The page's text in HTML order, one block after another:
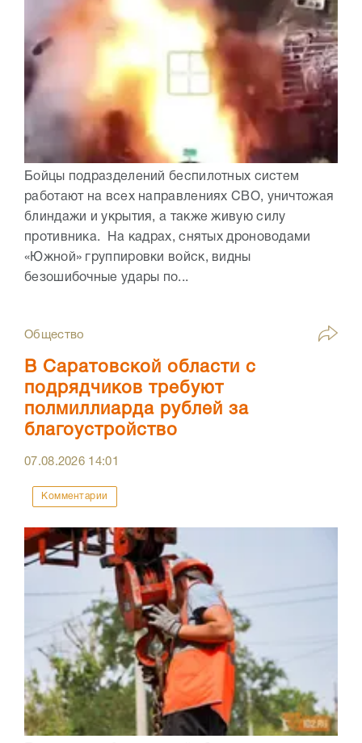
Бойцы подразделений беспилотных систем
работают на всех направлениях СВО, уничтожая
блиндажи и укрытия, а также живую силу
противника. На кадрах, снятых дроноводами
«Южной» группировки войск, видны
безошибочные удары по...
Общество
В Саратовской области с
подрядчиков требуют
полмиллиарда рублей за
благоустройство
07.08.2026 14:01
Комментарии